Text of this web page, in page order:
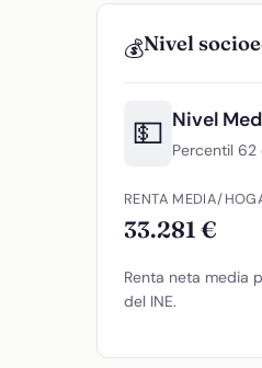
💰Nivel
💵 Nivel
Percentil 62
RENTA MEDIA/
33.281 €
Renta neta media
del INE.